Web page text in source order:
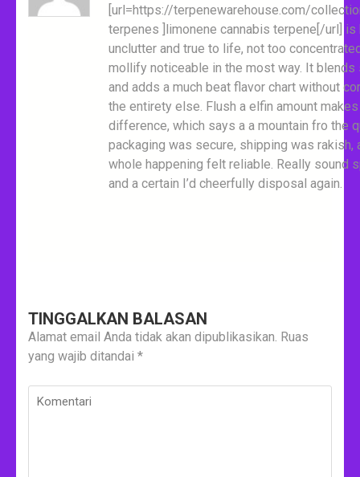
[url=https://terpenewarehouse.com/
terpenes ]limonene cannabis terpene[/url] is
unclutter and true to life, not too
mollify noticeable in the most way. It blends
and adds a much beat flavor chart without
the entirety else. Flush a elfin amount
difference, which says a a mountain fro the
packaging was secure, shipping was rakish,
whole happening felt reliable. Really sound
and a certain I’d cheerfully disposal again.
TINGGALKAN BALASAN
Alamat email Anda tidak akan dipublikasikan. Ruas
yang wajib ditandai *
Komentari